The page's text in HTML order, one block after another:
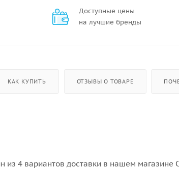
Доступные цены
на лучшие бренды
КАК КУПИТЬ ОТЗЫВЫ О ТОВАРЕ
из 4 вариантов доставки в нашем магазине